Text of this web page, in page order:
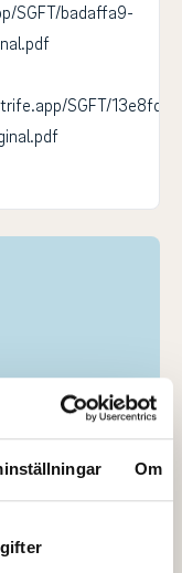
Om
SGFT/badaffa9-
SGFT/